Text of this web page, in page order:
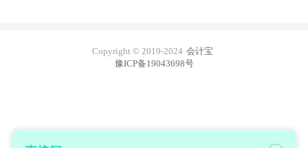
Copyright © 2019-2024 会计宝
豫ICP备19043698号